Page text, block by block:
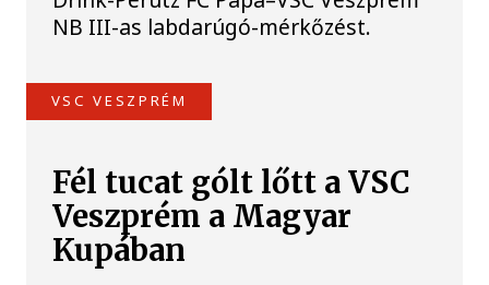
NB III-as labdarúgó-mérkőzést.
VSC VESZPRÉM
Fél tucat gólt lőtt a VSC
Veszprém a Magyar
Kupában